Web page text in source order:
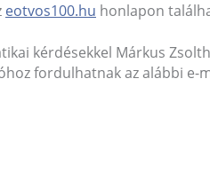
eotvos100.hu honlapon
kérdésekkel Márkus
fordulhatnak az alábbi e-